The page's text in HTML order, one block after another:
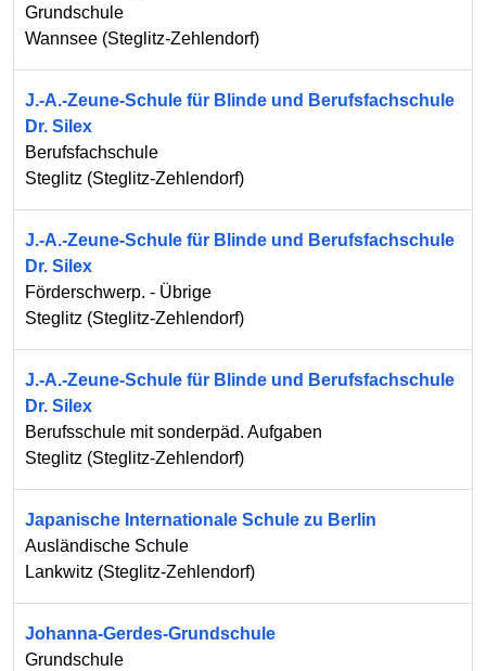
Grundschule
Wannsee (Steglitz-Zehlendorf)
J.-A.-Zeune-Schule für Blinde und Berufsfachschule
Dr. Silex
Berufsfachschule
Steglitz (Steglitz-Zehlendorf)
J.-A.-Zeune-Schule für Blinde und Berufsfachschule
Dr. Silex
Förderschwerp. - Übrige
Steglitz (Steglitz-Zehlendorf)
J.-A.-Zeune-Schule für Blinde und Berufsfachschule
Dr. Silex
Berufsschule mit sonderpäd. Aufgaben
Steglitz (Steglitz-Zehlendorf)
Japanische Internationale Schule zu Berlin
Ausländische Schule
Lankwitz (Steglitz-Zehlendorf)
Johanna-Gerdes-Grundschule
Grundschule